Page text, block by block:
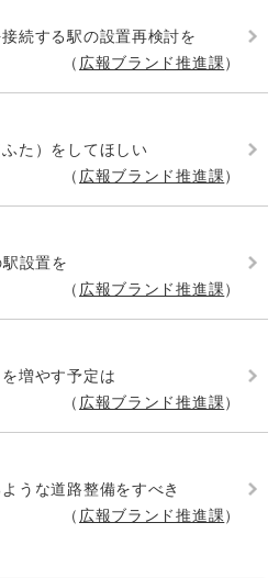
続する駅の設置再検討を
広報ブランド推進課
ふた）をしてほしい
広報ブランド推進課
設置を
広報ブランド推進課
増やす予定は
広報ブランド推進課
うな道路整備をすべき
広報ブランド推進課